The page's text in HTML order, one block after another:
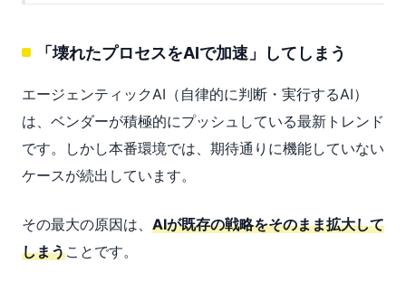
「壊れたプロセスをAIで加速」してしまう
エージェンティックAI（自律的に判断・実行するAI）
は、ベンダーが積極的にプッシュしている最新トレンド
です。しかし本番環境では、期待通りに機能していない
ケースが続出しています。
その最大の原因は、 AIが既存の戦略をそのまま拡大して
しまうことです。